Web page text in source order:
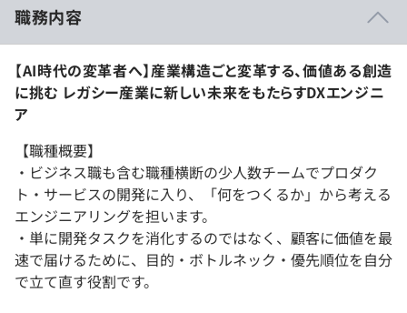
職務内容
【AI時代の変革者へ】産業構造ごと変革する、価値ある創造
に挑む レガシー産業に新しい未来をもたらすDXエンジニ
ア
【職種概要】
・ビジネス職も含む職種横断の少人数チームでプロダク
ト・サービスの開発に入り、「何をつくるか」から考える
エンジニアリングを担います。
・単に開発タスクを消化するのではなく、顧客に価値を最
速で届けるために、目的・ボトルネック・優先順位を自分
で立て直す役割です。